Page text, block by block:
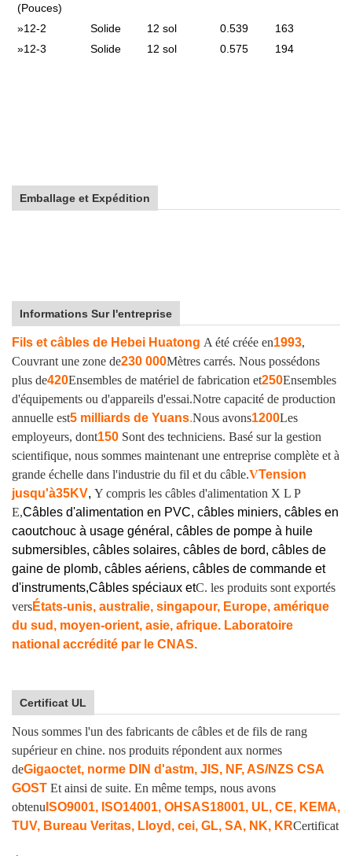
(Pouces)
»12-2 Solide 12 sol 0.539
163
»12-3 Solide 12 sol 0.575 194
Emballage et Expédition
Informations Sur l'entreprise
Fils et câbles de Hebei Huatong A été créée en1993,
Couvrant une zone de230 000Mètres carrés. Nous possédons
plus de420Ensembles de matériel de fabrication et250Ensembles
d'équipements ou d'appareils d'essai.Notre capacité de production
annuelle est5 milliards de Yuans.Nous avons1200Les
employeurs, dont150 Sont des techniciens. Basé sur la gestion
scientifique, nous sommes maintenant une entreprise complète et à
grande échelle dans l'industrie du fil et du câble.VTension
jusqu'à35KV, Y compris les câbles d'alimentation X L P
E,Câbles d'alimentation en PVC, câbles miniers, câbles en
caoutchouc à usage général, câbles de pompe à huile
submersibles, câbles solaires, câbles de bord, câbles de
gaine de plomb, câbles aériens, câbles de commande et
d'instruments,Câbles spéciaux etC. les produits sont exportés
versÉtats-unis, australie, singapour, Europe, amérique
du sud, moyen-orient, asie, afrique. Laboratoire
national accrédité par le CNAS.
Certificat UL
Nous sommes l'un des fabricants de câbles et de fils de rang
supérieur en chine. nos produits répondent aux normes
deGigaoctet, norme DIN d'astm, JIS, NF, AS/NZS CSA
GOST Et ainsi de suite. En même temps, nous avons
obtenu ISO9001, ISO14001, OHSAS18001, UL, CE, KEMA,
TUV, Bureau Veritas, Lloyd, cei, GL, SA, NK, KRCertificat